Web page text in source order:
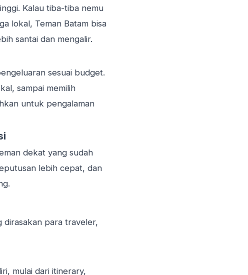
Kalau tiba-tiba nemu
lokal, Teman Batam bisa
santai dan mengalir.
sesuai budget.
sampai memilih
untuk pengalaman
dekat yang sudah
lebih cepat, dan
dirasakan para traveler,
mulai dari itinerary,